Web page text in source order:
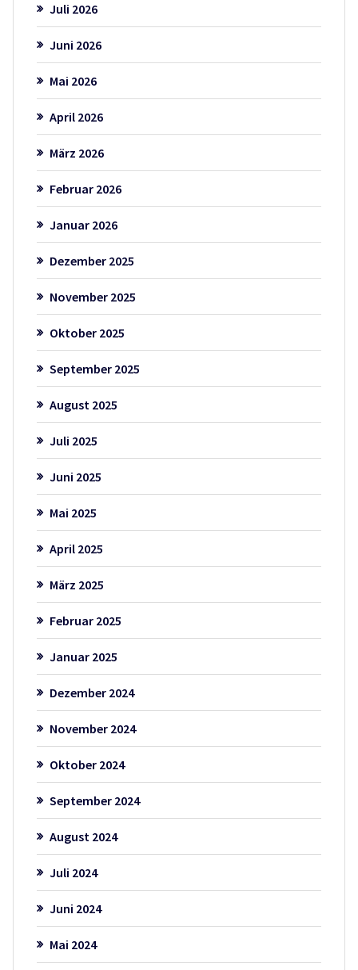
Juli 2026
Juni 2026
Mai 2026
April 2026
März 2026
Februar 2026
Januar 2026
Dezember 2025
November 2025
Oktober 2025
September 2025
August 2025
Juli 2025
Juni 2025
Mai 2025
April 2025
März 2025
Februar 2025
Januar 2025
Dezember 2024
November 2024
Oktober 2024
September 2024
August 2024
Juli 2024
Juni 2024
Mai 2024